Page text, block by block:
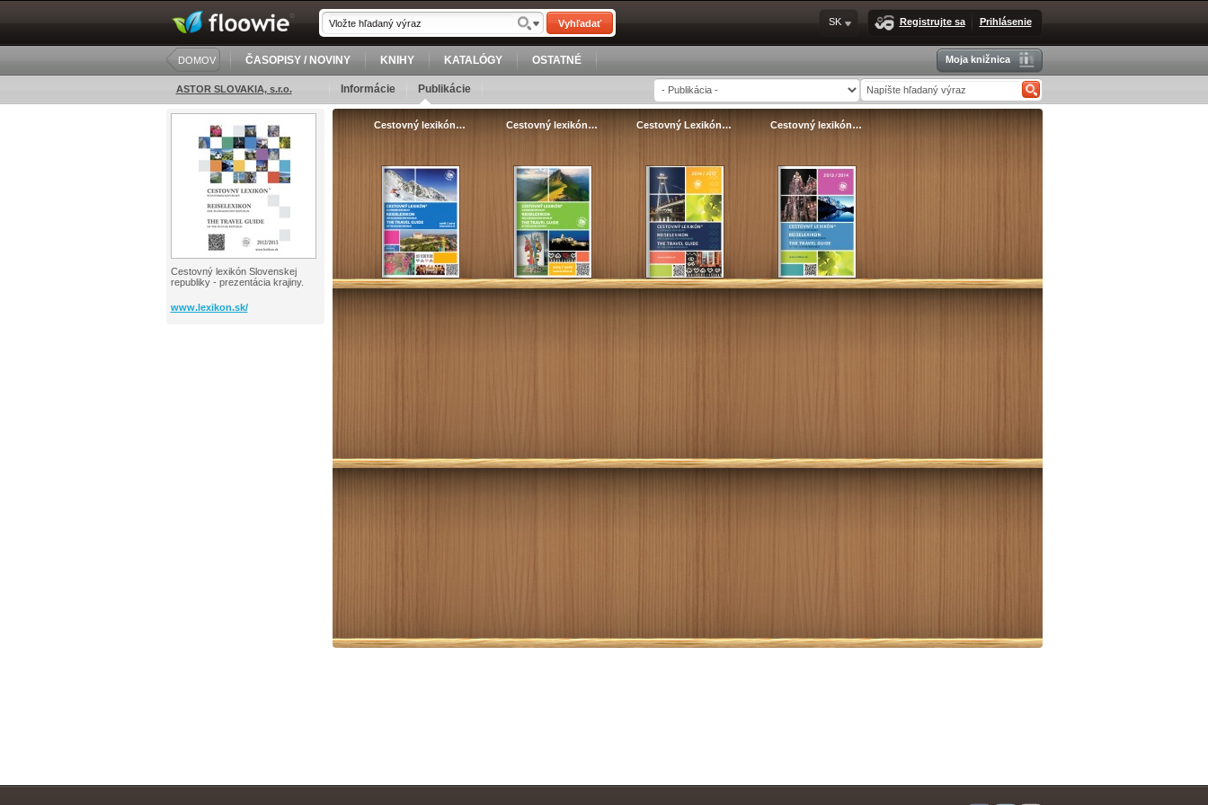
Vyhľadať Registrujte sa Prihlásenie
SK
DOMOV ČASOPISY / NOVINY KNIHY KATALÓGY OSTATNÉ Moja knižnica
ASTOR SLOVAKIA, s.r.o. Informácie Publikácie
Cestovný lexikón Slovenskej
republiky - prezentácia krajiny.
www.lexikon.sk/
Cestovný lexikón… Cestovný lexikón… Cestovný Lexikón… Cestovný lexikón…